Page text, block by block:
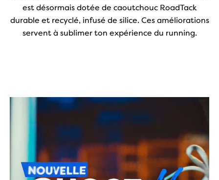
est désormais dotée de caoutchouc RoadTack
durable et recyclé, infusé de silice. Ces améliorations
servent à sublimer ton expérience du running.